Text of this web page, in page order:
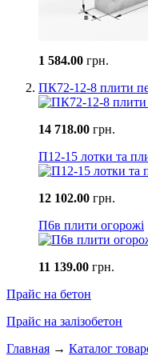
1 584.00 грн.
ПК72-12-8 плити
14 718.00 грн.
П12-15 лотки та
12 102.00 грн.
П6в плити огорожі
11 139.00 грн.
Прайс на бетон
Прайс на залізобетон
Главная → Каталог